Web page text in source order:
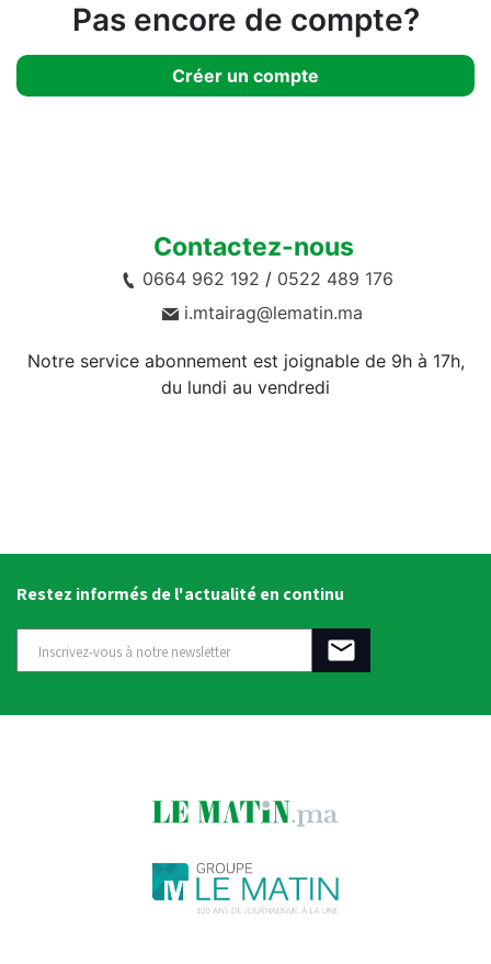
Pas encore de compte?
Créer un compte
Contactez-nous
0664 962 192 / 0522 489 176
i.mtairag@lematin.ma
Notre service abonnement est joignable de 9h à 17h,
du lundi au vendredi
Restez informés de l'actualité en continu